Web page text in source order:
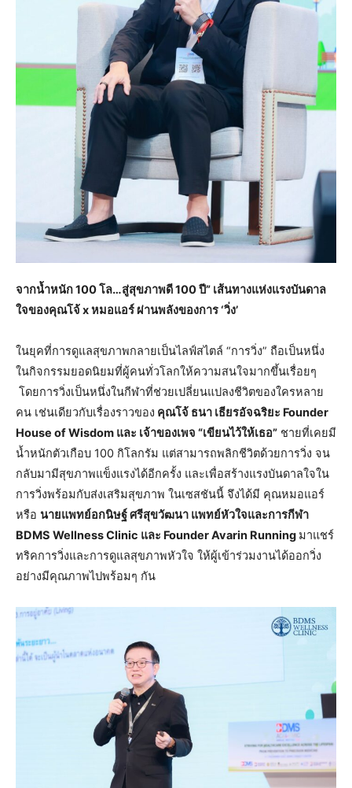
จากน้ำหนัก100 โล…สู่สุขภาพดี 100 ปี” เส้นทางแห่งแรงบันดาล
ใจของคุณโจ้ x หมอแอร์ ผ่านพลังของการ ‘วิ่ง’
ในยุคที่การดูแลสุขภาพกลายเป็นไลฟ์สไตล์ “การวิ่ง” ถือเป็นหนึ่ง
ในกิจกรรมยอดนิยมที่ผู้คนทั่วโลกให้ความสนใจมากขึ้นเรื่อยๆ
โดยการวิ่งเป็นหนึ่งในกีฬาที่ช่วยเปลี่ยนแปลงชีวิตของใครหลาย
คน เช่นเดียวกับเรื่องราวของ คุณโจ้ ธนา เธียรอัจฉริยะ Founder
House of Wisdom และ เจ้าของเพจ “เขียนไว้ให้เธอ” ชายที่เคยมี
น้ำหนักตัวเกือบ 100 กิโลกรัม แต่สามารถพลิกชีวิตด้วยการวิ่ง จน
กลับมามีสุขภาพแข็งแรงได้อีกครั้ง และเพื่อสร้างแรงบันดาลใจใน
การวิ่งพร้อมกับส่งเสริมสุขภาพ ในเซสชันนี้ จึงได้มี คุณหมอแอร์
หรือ นายแพทย์อกนิษฐ์ ศรีสุขวัฒนา แพทย์หัวใจและการกีฬา
BDMS Wellness Clinic และ Founder Avarin Running มาแชร์
ทริคการวิ่งและการดูแลสุขภาพหัวใจ ให้ผู้เข้าร่วมงานได้ออกวิ่ง
อย่างมีคุณภาพไปพร้อมๆ กัน